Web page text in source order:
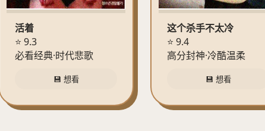
活着
⭐ 9.3
必看经典·时代悲歌
💾 想看
这个杀手不太冷
⭐ 9.4
高分封神·冷酷温柔
💾 想看